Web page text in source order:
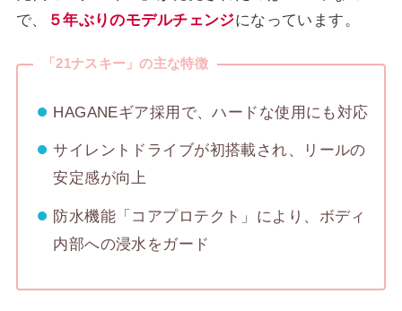
で、
５年ぶりのモデルチェンジになっています。
「21ナスキー」の主な特徴
HAGANEギア採用で、ハードな使用にも対応
サイレントドライブが初搭載され、リールの
安定感が向上
防水機能「コアプロテクト」により、ボディ
内部への浸水をガード